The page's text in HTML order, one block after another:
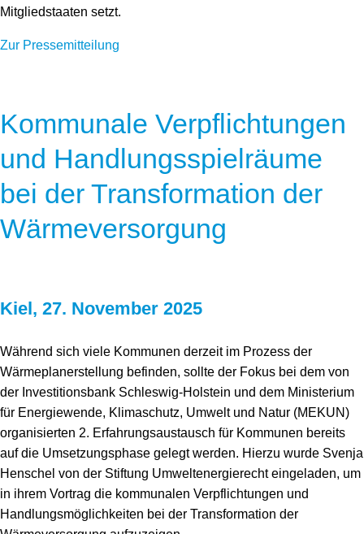
Mitgliedstaaten setzt.
Zur Pressemitteilung
Kommunale Verpflichtungen
und Handlungsspielräume
bei der Transformation der
Wärmeversorgung
Kiel, 27. November 2025
Während sich viele Kommunen derzeit im Prozess der
Wärmeplanerstellung befinden, sollte der Fokus bei dem von
der Investitionsbank Schleswig-Holstein und dem Ministerium
für Energie­wende, Klimaschutz, Umwelt und Natur (MEKUN)
organisierten 2. Erfahrungsaustausch für Kommunen bereits
auf die Umsetzungsphase gelegt werden. Hierzu wurde Svenja
Henschel von der Stiftung Umweltenergierecht eingeladen, um
in ihrem Vortrag die kommunalen Verpflichtungen und
Handlungsmöglichkeiten bei der Transformation der